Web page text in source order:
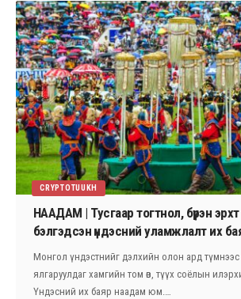
CRYPTOTUUKH
НААДАМ | Тусгаар тогтнол, бүрэн
бэлгэдсэн үндэсний уламжлалт их
Монгол үндэстнийг дэлхийн олон ард
ялгаруулдаг хамгийн том өв, түүх соёлын
Үндэсний их баяр наадам юм.…